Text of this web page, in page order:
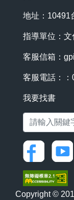
地址：10491
指導單位：文
客服信箱：
客服電話：
我要找書
Copyright ©